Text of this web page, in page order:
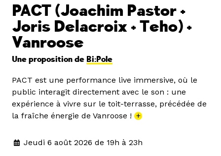
PACT (Joachim Pastor +
Joris Delacroix + Teho) +
Vanroose
Une proposition de Bi:Pole
PACT est une performance live immersive, où le
public interagit directement avec le son : une
expérience à vivre sur le toit-terrasse, précédée de
la fraîche énergie de Vanroose ! +
Jeudi 6 août 2026 de 19h à 23h